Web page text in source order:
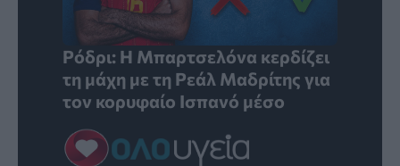
Ρόδρι: Η Μπαρτσελόνα κερδίζει
τη μάχη με τη Ρεάλ Μαδρίτης για
τον κορυφαίο Ισπανό μέσο